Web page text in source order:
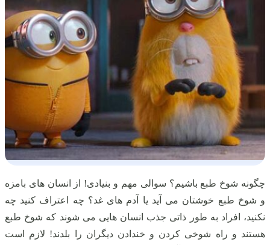
چگونه شوخ طبع باشیم؟ سوالی مهم و بنیادی! از انسان های بامزه
و شوخ طبع خوشتان می آید یا آدم های غد؟ چه اعتراف کنید چه
نکنید، افراد به طور ذاتی جذب انسان هایی می شوند که شوخ طبع
هستند و راه شوخی کردن و خندادن دیگران را بلدند! لازم است